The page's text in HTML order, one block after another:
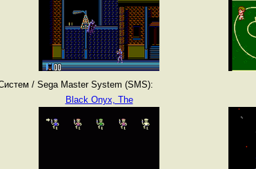
/ Sega Master System (SMS):
Black Onyx, The